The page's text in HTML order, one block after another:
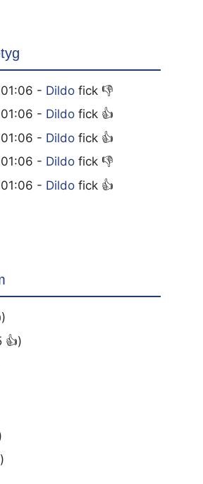
- Dildo fick 👎
- Dildo fick 👍
- Dildo fick 👍
- Dildo fick 👎
- Dildo fick 👍
👍)